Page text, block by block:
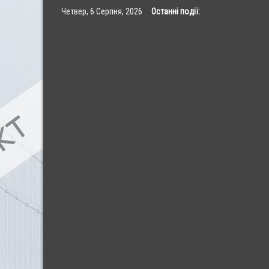
Четвер, 6 Серпня, 2026 Останні події: